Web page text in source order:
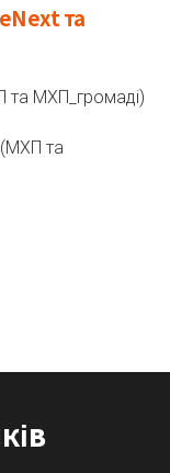
та
та МХП_громаді)
та